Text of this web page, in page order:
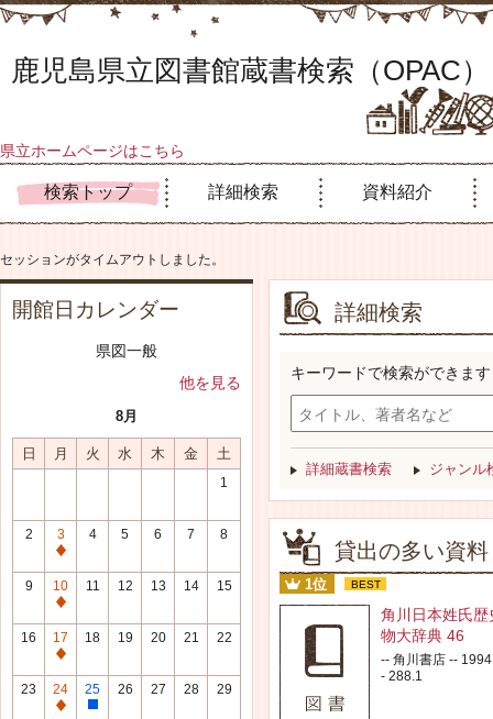
鹿児島県立図書館蔵書検索（OPAC）
県立ホームページはこちら
検索トップ 詳細検索 資料紹介
セッションがタイムアウトしました。
開館日カレンダー
県図一般
他を見る
8月
日 月 火 水 木 金 土
1
2
3
通
常
休
館
日
4 5 6 7 8
9
10
通
常
休
館
日
11 12 13 14 15
16
17
通
常
休
18 19 20 21 22
23
24
通
25
整
26 27 28 29
詳細検索
キーワードで検索ができます
詳細蔵書検索 ジャンル
貸出の多い資料
1位 BEST
角川日本姓氏歴
物大辞典 46
-- 角川書店 --
- 288.1